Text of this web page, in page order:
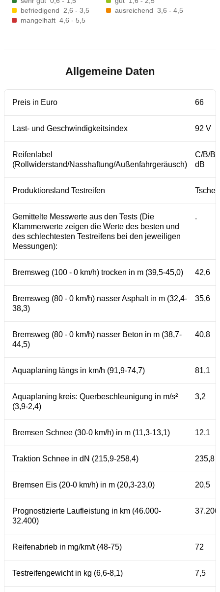
befriedigend
2,6 - 3,5 ausreichend 3,6 - 4,5
mangelhaft 4,6 - 5,5
Allgemeine Daten
Preis in Euro 66
Last- und Geschwindigkeitsindex 92 V
Reifenlabel
(Rollwiderstand/Nasshaftung/Außenfahrgeräusch)
C/B/B
dB
Produktionsland Testreifen
Gemittelte Messwerte aus den Tests (Die
Klammerwerte zeigen die Werte des besten und
des schlechtesten Testreifens bei den jeweiligen
Messungen):
.
Bremsweg (100 - 0 km/h) trocken in m (39,5-45,0) 42,6
Bremsweg (80 - 0 km/h) nasser Asphalt in m (32,4-
38,3)
35,6
Bremsweg (80 - 0 km/h) nasser Beton in m (38,7-
44,5)
40,8
Aquaplaning längs in km/h (91,9-74,7) 81,1
Aquaplaning kreis: Querbeschleunigung in m/s²
(3,9-2,4)
3,2
Bremsen Schnee (30-0 km/h) in m (11,3-13,1) 12,1
Traktion Schnee in dN (215,9-258,4) 235,8
Bremsen Eis (20-0 km/h) in m (20,3-23,0) 20,5
Prognostizierte Laufleistung in km (46.000-
32.400)
37.200
Reifenabrieb in mg/km/t (48-75) 72
Testreifengewicht in kg (6,6-8,1) 7,5